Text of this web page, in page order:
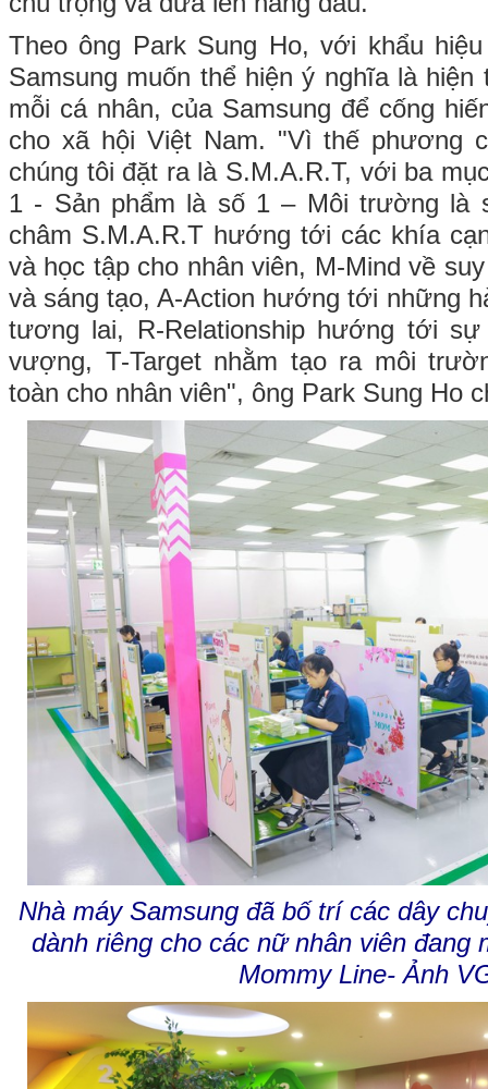
Theo ông Park Sung Ho, với khẩu
Samsung muốn thể hiện ý nghĩa là
mỗi cá nhân, của Samsung để cống
cho xã hội Việt Nam. "Vì thế phương
chúng tôi đặt ra là S.M.A.R.T, với ba
1 - Sản phẩm là số 1 – Môi trường là
châm S.M.A.R.T hướng tới các khía
và học tập cho nhân viên, M-Mind về
và sáng tạo, A-Action hướng tới những
tương lai, R-Relationship hướng tới
vượng, T-Target nhằm tạo ra môi
toàn cho nhân viên", ông Park Sung Ho
Nhà máy Samsung đã bố trí các dây
dành riêng cho các nữ nhân viên đang
Mommy Line- Ảnh